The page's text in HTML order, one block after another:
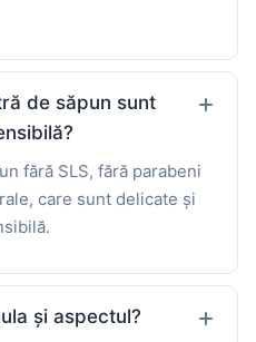
de săpun sunt
fără SLS, fără parabeni
care sunt delicate și
și aspectul?